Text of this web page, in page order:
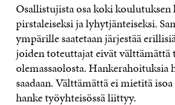
Osallistujista osa koki
pirstaleiseksi ja lyhytjänteiseksi.
ympärille saatetaan järjestää
joiden toteuttajat eivät välttämättä
olemassaolosta. Hankerahoituksia
saadaan. Välttämättä ei mietitä
hanke työyhteisössä liittyy.